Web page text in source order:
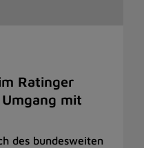
Ratinger
mit
des bundesweiten